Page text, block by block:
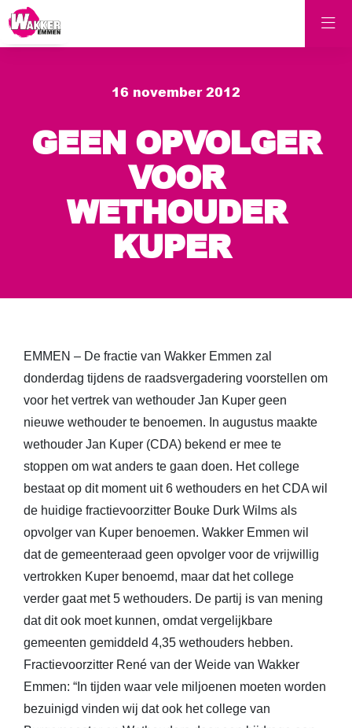
16 november 2012
GEEN OPVOLGER
VOOR
WETHOUDER
KUPER
EMMEN – De fractie van Wakker Emmen zal
donderdag tijdens de raadsvergadering voorstellen om
voor het vertrek van wethouder Jan Kuper geen
nieuwe wethouder te benoemen. In augustus maakte
wethouder Jan Kuper (CDA) bekend er mee te
stoppen om wat anders te gaan doen. Het college
bestaat op dit moment uit 6 wethouders en het CDA wil
de huidige fractievoorzitter Bouke Durk Wilms als
opvolger van Kuper benoemen. Wakker Emmen wil
dat de gemeenteraad geen opvolger voor de vrijwillig
vertrokken Kuper benoemd, maar dat het college
verder gaat met 5 wethouders. De partij is van mening
dat dit ook moet kunnen, omdat vergelijkbare
gemeenten gemiddeld 4,35 wethouders hebben.
Fractievoorzitter René van der Weide van Wakker
Emmen: “In tijden waar vele miljoenen moeten worden
bezuinigd vinden wij dat ook het college van